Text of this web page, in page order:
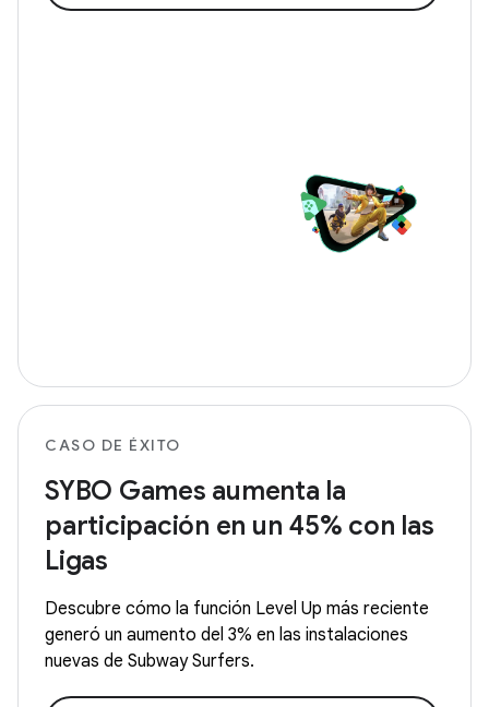
CASO DE ÉXITO
SYBO Games aumenta la
participación en un 45% con las
Ligas
Descubre cómo la función Level Up más reciente
generó un aumento del 3% en las instalaciones
nuevas de Subway Surfers.